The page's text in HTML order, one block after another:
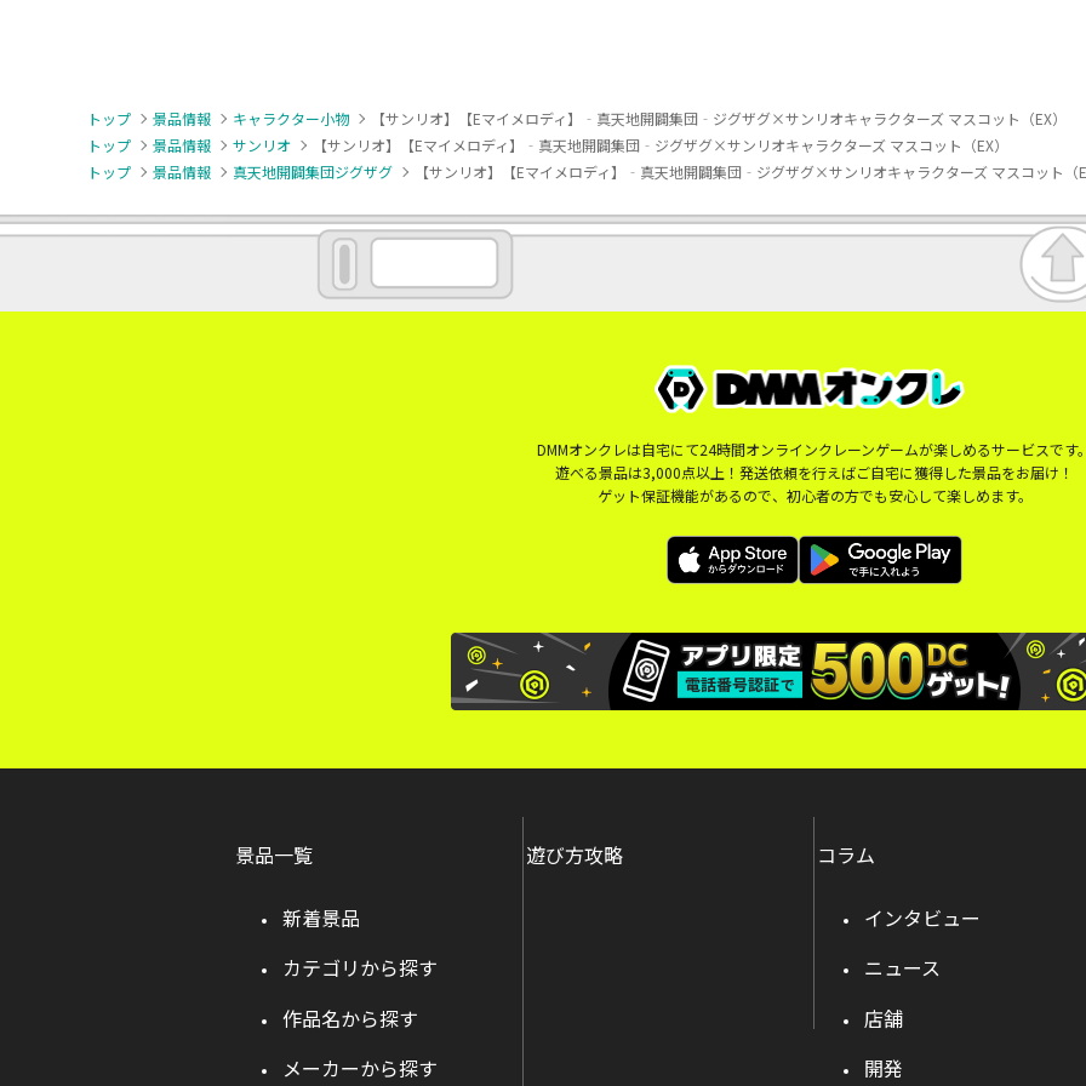
トップ 景品情報 キャラクター小物
【サンリオ】【Eマイメロディ】‐真天地開闢集団‐ジグザグ×サンリオキャラクターズ マスコット（EX）
トップ
景品情報 サンリオ
【サンリオ】【Eマイメロディ】‐真天地開闢集団‐ジグザグ×サンリオキャラクターズ マスコット（EX）
トップ
景品情報 真天地開闢集団ジグザグ 【サンリオ】【Eマイメロディ】‐真天地開闢集団‐ジグザグ×サンリオキャラクターズ マスコット（
DMMオンクレは自宅にて24時間オンラインクレーンゲームが楽しめるサービスです
遊べる景品は3,000点以上！発送依頼を行えばご自宅に獲得した景品をお届け！
ゲット保証機能があるので、初心者の方でも安心して楽しめます。
景品一覧
新着景品
カテゴリから探す
作品名から探す
メーカーから探す
遊び方攻略 コラム
インタビュー
ニュース
店舗
開発